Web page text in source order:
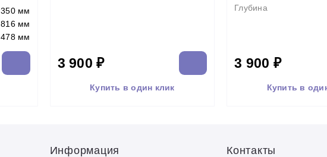
350 мм
816 мм
478 мм
3 900 ₽
Купить в один клик
Глубина
3 900 ₽
Купить в
Информация Контакты